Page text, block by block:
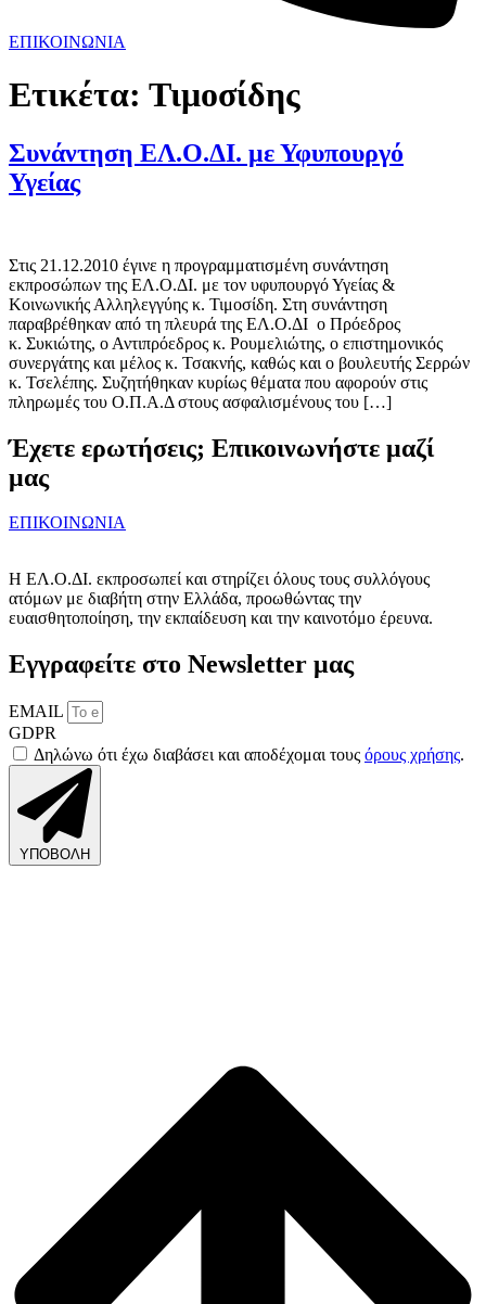
ΕΠΙΚΟΙΝΩΝΙΑ
Ετικέτα: Τιμοσίδης
Συνάντηση ΕΛ.Ο.ΔΙ. με Υφυπουργό
Υγείας
Στις 21.12.2010 έγινε η προγραμματισμένη συνάντηση
εκπροσώπων της ΕΛ.Ο.ΔΙ. με τον υφυπουργό Υγείας &
Κοινωνικής Αλληλεγγύης κ. Τιμοσίδη. Στη συνάντηση
παραβρέθηκαν από τη πλευρά της ΕΛ.Ο.ΔΙ ο Πρόεδρος
κ. Συκιώτης, ο Αντιπρόεδρος κ. Ρουμελιώτης, ο επιστημονικός
συνεργάτης και μέλος κ. Τσακνής, καθώς και ο βουλευτής Σερρών
κ. Τσελέπης. Συζητήθηκαν κυρίως θέματα που αφορούν στις
πληρωμές του Ο.Π.Α.Δ στους ασφαλισμένους του […]
Έχετε ερωτήσεις; Επικοινωνήστε μαζί
μας
ΕΠΙΚΟΙΝΩΝΙΑ
Η ΕΛ.Ο.ΔΙ. εκπροσωπεί και στηρίζει όλους τους συλλόγους
ατόμων με διαβήτη στην Ελλάδα, προωθώντας την
ευαισθητοποίηση, την εκπαίδευση και την καινοτόμο έρευνα.
Εγγραφείτε στο Newsletter μας
EMAIL
GDPR
Δηλώνω ότι έχω διαβάσει και αποδέχομαι τους όρους χρήσης.
ΥΠΟΒΟΛΗ